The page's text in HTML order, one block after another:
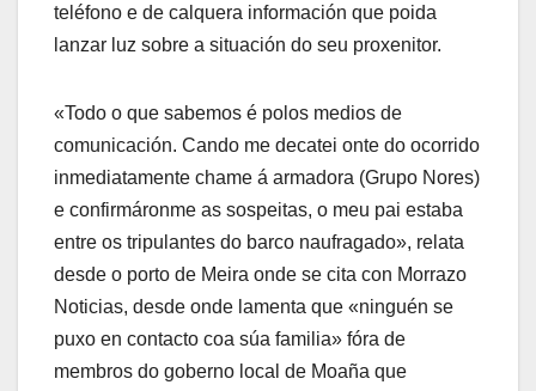
teléfono e de calquera información que poida
lanzar luz sobre a situación do seu proxenitor.
«Todo o que sabemos é polos medios de
comunicación. Cando me decatei onte do ocorrido
inmediatamente chame á armadora (Grupo Nores)
e confirmáronme as sospeitas, o meu pai estaba
entre os tripulantes do barco naufragado», relata
desde o porto de Meira onde se cita con Morrazo
Noticias, desde onde lamenta que «ninguén se
puxo en contacto coa súa familia» fóra de
membros do goberno local de Moaña que